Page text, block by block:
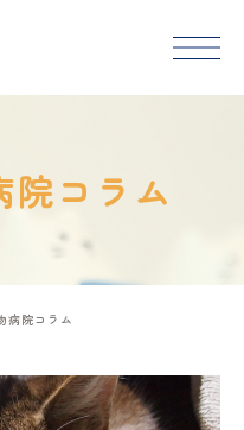
院コラム
病院コラム